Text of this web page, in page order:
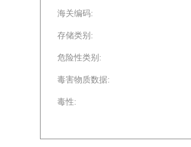
海关编码:
存储类别:
危险性类别:
毒害物质数据:
毒性: